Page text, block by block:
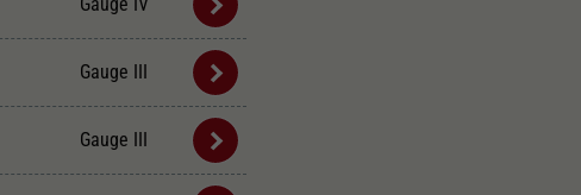
Gauge IV
Gauge III
Gauge III